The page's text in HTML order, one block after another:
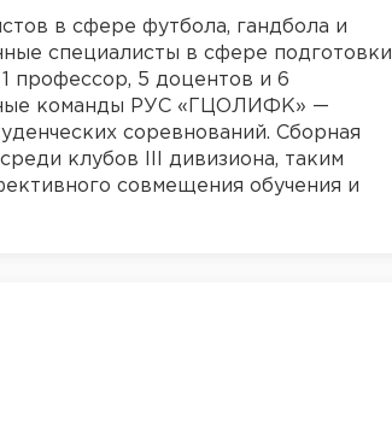
в сфере футбола, гандбола и
специалисты в сфере подготовки
профессор, 5 доцентов и 6
команды РУС «ГЦОЛИФК» —
соревнований. Сборная
клубов III дивизиона, таким
совмещения обучения и